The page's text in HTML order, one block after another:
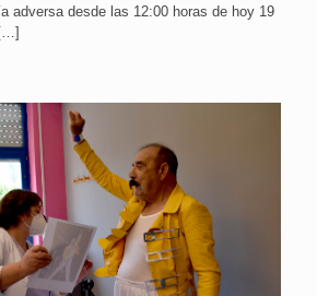
adversa desde las 12:00 horas de hoy 19
[…]